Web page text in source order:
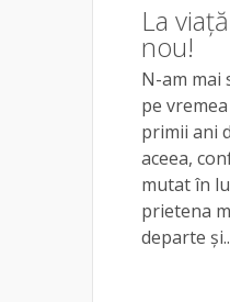
La
nou!
N-am mai
pe
primii ani
aceea,
mutat în
prietena
departe